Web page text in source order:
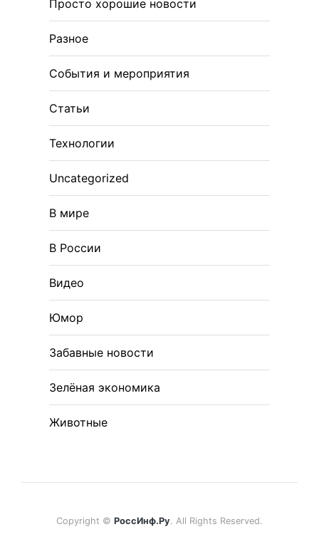
Просто хорошие новости
Разное
События и мероприятия
Статьи
Технологии
Uncategorized
В мире
В России
Видео
Юмор
Забавные новости
Зелёная экономика
Животные
Copyright © РоссИнф.Ру. All Rights Reserved.